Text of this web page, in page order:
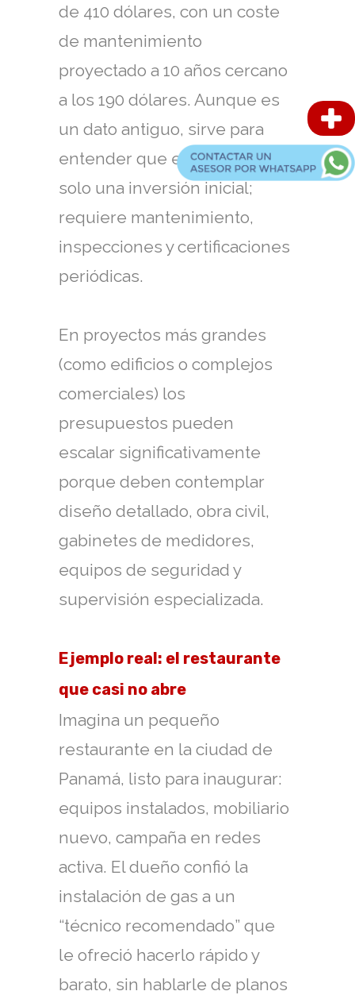
de 410 dólares, con un coste
de mantenimiento
proyectado a 10 años cercano
a los 190 dólares. Aunque es
un dato antiguo, sirve para
entender que el gas no es
solo una inversión inicial;
requiere mantenimiento,
inspecciones y certificaciones
periódicas.
En proyectos más grandes
(como edificios o complejos
comerciales) los
presupuestos pueden
escalar significativamente
porque deben contemplar
diseño detallado, obra civil,
gabinetes de medidores,
equipos de seguridad y
supervisión especializada.
Ejemplo real: el restaurante
que casi no abre
Imagina un pequeño
restaurante en la ciudad de
Panamá, listo para inaugurar:
equipos instalados, mobiliario
nuevo, campaña en redes
activa. El dueño confió la
instalación de gas a un
“técnico recomendado” que
le ofreció hacerlo rápido y
barato, sin hablarle de planos